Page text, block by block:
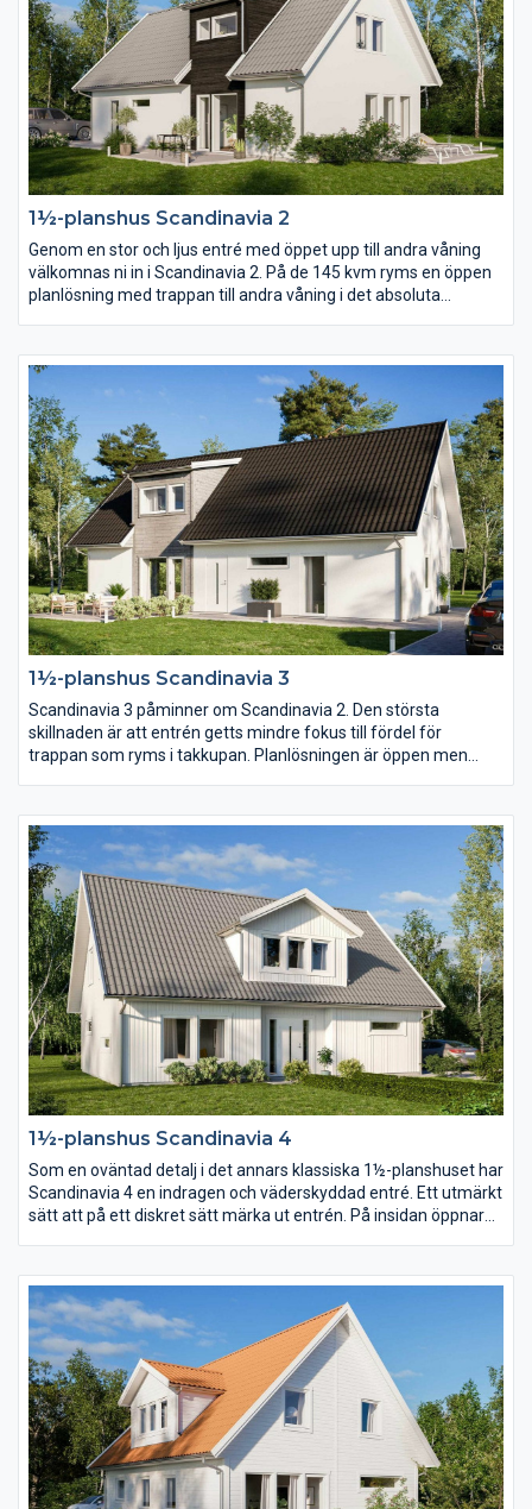
1½-planshus Scandinavia 2
Genom en stor och ljus entré med öppet upp till andra våning
välkomnas ni in i Scandinavia 2. På de 145 kvm ryms en öppen
planlösning med trappan till andra våning i det absoluta
1½-planshus Scandinavia 3
Scandinavia 3 påminner om Scandinavia 2. Den största
skillnaden är att entrén getts mindre fokus till fördel för
trappan som ryms i takkupan. Planlösningen är öppen men
så stor.
1½-planshus Scandinavia 4
Som en oväntad detalj i det annars klassiska 1½-planshuset har
Scandinavia 4 en indragen och väderskyddad entré. Ett utmärkt
sätt att på ett diskret sätt märka ut entrén. På insidan öppnar
Föräldrasovrummet placerar ni lika gärna på bottenvåningen
som en trappa upp.